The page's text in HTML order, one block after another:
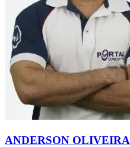
ANDERSON OLIVEIRA